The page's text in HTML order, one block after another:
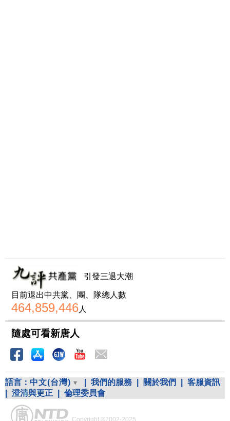
引發三退大潮
目前退出中共黨、團、隊總人數
464,859,446人
隨處可看新唐人
語言： 中文(台灣) 我們的服務 關於我們
客服資訊
澄清與更正 倫理委員會